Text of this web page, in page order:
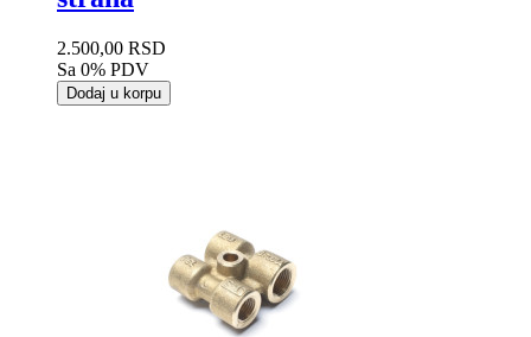
2.500,00 RSD
Sa 0% PDV
Dodaj u korpu